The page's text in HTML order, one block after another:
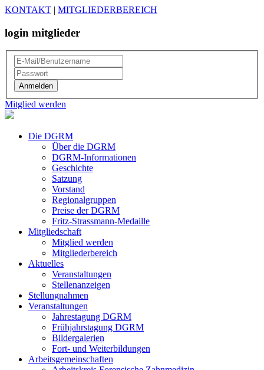
KONTAKT | MITGLIEDERBEREICH
login mitglieder
Mitglied werden
Die DGRM
Über die DGRM
DGRM-Informationen
Geschichte
Satzung
Vorstand
Regionalgruppen
Preise der DGRM
Fritz-Strassmann-Medaille
Mitgliedschaft
Mitglied werden
Mitgliederbereich
Aktuelles
Veranstaltungen
Stellenanzeigen
Stellungnahmen
Veranstaltungen
Jahrestagung DGRM
Frühjahrstagung DGRM
Bildergalerien
Fort- und Weiterbildungen
Arbeitsgemeinschaften